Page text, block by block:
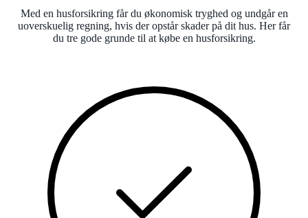
Med en husforsikring får du økonomisk tryghed og undgår en
uoverskuelig regning, hvis der opstår skader på dit hus. Her får
du tre gode grunde til at købe en husforsikring.